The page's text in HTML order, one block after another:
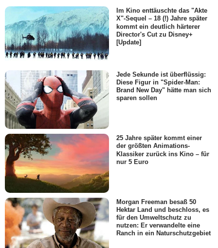
Im Kino enttäuschte das "Akte
X"-Sequel – 18 (!) Jahre später
kommt ein deutlich härterer
Director's Cut zu Disney+
[Update]
Jede Sekunde ist überflüssig:
Diese Figur in "Spider-Man:
Brand New Day" hätte man sich
sparen sollen
25 Jahre später kommt einer
der größten Animations-
Klassiker zurück ins Kino – für
nur 5 Euro
Morgan Freeman besaß 50
Hektar Land und beschloss, es
für den Umweltschutz zu
nutzen: Er verwandelte eine
Ranch in ein Naturschutzgebiet